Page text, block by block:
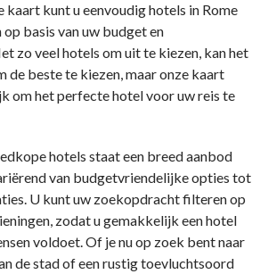
kunt u eenvoudig hotels in Rome
basis van uw budget en
zo veel hotels om uit te kiezen, kan het
de beste te kiezen, maar onze kaart
om het perfecte hotel voor uw reis te
hotels staat een breed aanbod
van budgetvriendelijke opties tot
U kunt uw zoekopdracht filteren op
zodat u gemakkelijk een hotel
voldoet. Of je nu op zoek bent naar
de stad of een rustig toevluchtsoord